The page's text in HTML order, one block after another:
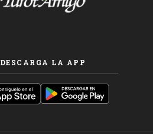
DESCARGA LA APP